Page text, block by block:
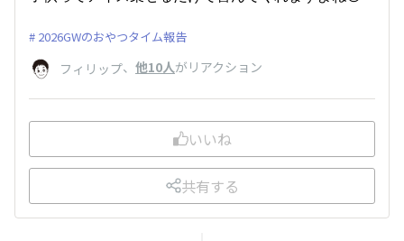
2026GWのおやつタイム報告
フィリップ、 他10人がリアクション
いいね
共有する